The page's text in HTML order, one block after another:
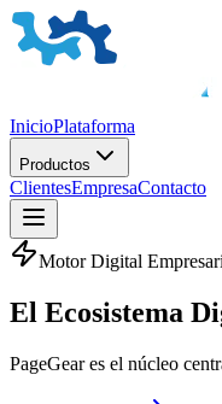
InicioPlataforma
Productos
ClientesEmpresaContacto
Motor Digital
El Ecosistema
PageGear es el núcleo